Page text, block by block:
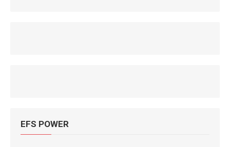
EFS POWER